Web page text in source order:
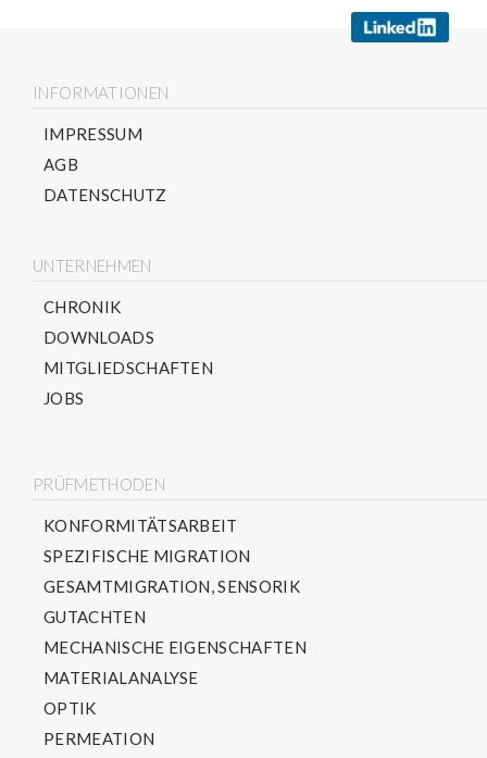
INFORMATIONEN
IMPRESSUM
AGB
DATENSCHUTZ
UNTERNEHMEN
CHRONIK
DOWNLOADS
MITGLIEDSCHAFTEN
JOBS
PRÜFMETHODEN
KONFORMITÄTSARBEIT
SPEZIFISCHE MIGRATION
GESAMTMIGRATION, SENSORIK
GUTACHTEN
MECHANISCHE EIGENSCHAFTEN
MATERIALANALYSE
OPTIK
PERMEATION